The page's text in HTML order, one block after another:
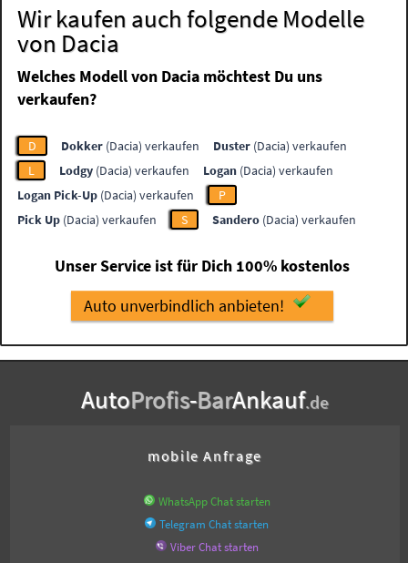
Wir kaufen auch folgende Modelle
von Dacia
Welches Modell von Dacia möchtest Du uns
verkaufen?
D Dokker (Dacia) verkaufen Duster (Dacia) verkaufen
L
Lodgy (Dacia) verkaufen Logan (Dacia) verkaufen
Logan Pick-Up (Dacia) verkaufen
P
Pick Up (Dacia) verkaufen S Sandero (Dacia) verkaufen
Unser Service ist für Dich 100% kostenlos
Auto unverbindlich anbieten!
AutoProfis-BarAnkauf.de
mobile Anfrage
WhatsApp Chat starten
Telegram Chat starten
Viber Chat starten